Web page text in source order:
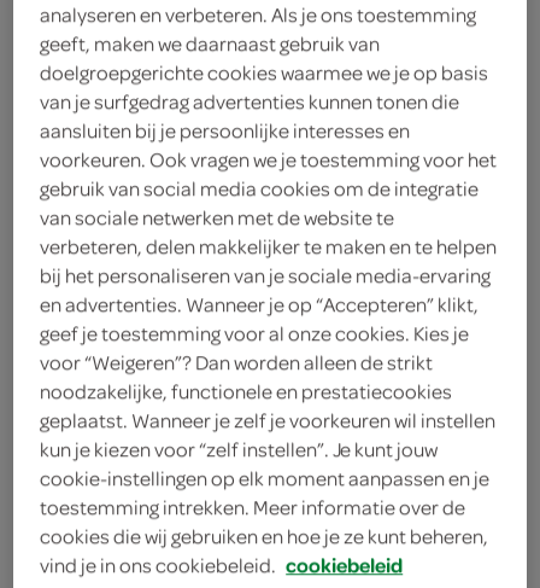
ingrediënten
zonnebloemolie
panko
paneermeel
bloem
1 ei
300 gram risottorijst
1 snufje gedroogde italiaanse
kruiden
1 teentje knoflook
analyseren en verbeteren. Als je ons toestemming
geeft, maken we daarnaast gebruik van
doelgroepgerichte cookies waarmee we je op basis
van je surfgedrag advertenties kunnen tonen die
aansluiten bij je persoonlijke interesses en
voorkeuren. Ook vragen we je toestemming voor het
gebruik van social media cookies om de integratie
van sociale netwerken met de website te
verbeteren, delen makkelijker te maken en te helpen
bij het personaliseren van je sociale media-ervaring
en advertenties. Wanneer je op “Accepteren” klikt,
geef je toestemming voor al onze cookies. Kies je
voor “Weigeren”? Dan worden alleen de strikt
noodzakelijke, functionele en prestatiecookies
geplaatst. Wanneer je zelf je voorkeuren wil instellen
kun je kiezen voor “zelf instellen”. Je kunt jouw
cookie-instellingen op elk moment aanpassen en je
toestemming intrekken. Meer informatie over de
cookies die wij gebruiken en hoe je ze kunt beheren,
vind je in ons cookiebeleid. cookiebeleid